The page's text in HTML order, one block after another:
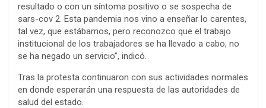
resultado o con un síntoma positivo o se sospecha de
sars-cov 2. Esta pandemia nos vino a enseñar lo carentes,
tal vez, que estábamos, pero reconozco que el trabajo
institucional de los trabajadores se ha llevado a cabo, no
se ha negado un servicio”, indicó.
Tras la protesta continuaron con sus actividades normales
en donde esperarán una respuesta de las autoridades de
salud del estado.